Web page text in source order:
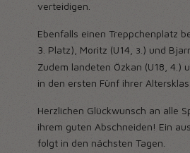
verteidigen.
Ebenfalls einen Treppchenplatz
3. Platz), Moritz (U14, 3. ) und
Zudem landeten Özkan (U18, 4.)
in den ersten Fünf ihrer
Herzlichen Glückwunsch an alle
ihrem guten Abschneiden! Ein
folgt in den nächsten Tagen.